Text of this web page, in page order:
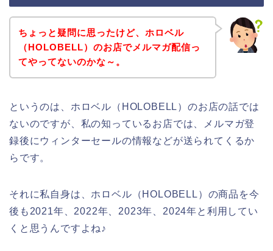
ちょっと疑問に思ったけど、ホロベル
（HOLOBELL）のお店でメルマガ配信っ
てやってないのかな～。
というのは、ホロベル（HOLOBELL）のお店の話では
ないのですが、私の知っているお店では、メルマガ登
録後にウィンターセールの情報などが送られてくるか
らです。
それに私自身は、ホロベル（HOLOBELL）の商品を今
後も2021年、2022年、2023年、2024年と利用してい
くと思うんですよね♪